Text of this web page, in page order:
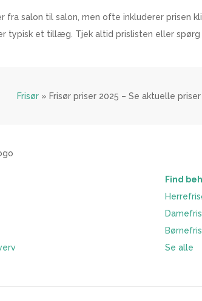
fra salon til salon, men ofte inkluderer prisen
typisk et tillæg. Tjek altid prislisten eller spørg
Frisør» Frisør priser 2025 – Se aktuelle
Find
Se alle